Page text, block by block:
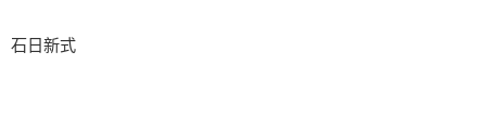
石日新式